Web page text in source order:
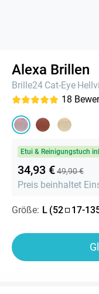
Alexa Brillen
Brille24 Cat-Eye
18
Etui & Reinigungstuch
34,93 €49,90 €
Preis beinhaltet
Größe: L (52 17-